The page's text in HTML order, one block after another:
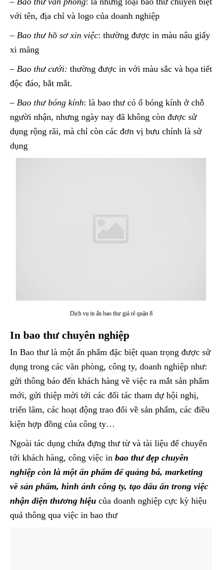
với tên, địa chỉ và logo của doanh nghiệp
– Bao thư hồ sơ xin việc: thường được in màu nâu giấy
xi măng
– Bao thư cưới: thường được in với màu sắc và họa tiết
độc đáo, bắt mắt.
–Bao thư bóng kính: là bao thư có ổ bóng kính ở chỗ
người nhận, nhưng ngày nay đã không còn được sử
dụng rộng rãi, mà chỉ còn các đơn vị bưu chính là sử
dụng
Dịch vụ in ấn bao thư giá rẻ quận 8
In bao thư chuyên nghiệp
In Bao thư là một ấn phẩm đặc biệt quan trọng được sử
dụng trong các văn phòng, công ty, doanh nghiệp như:
gửi thông báo đến khách hàng về việc ra mắt sản phẩm
mới, gửi thiệp mời tới các đối tác tham dự hội nghị,
triển lãm, các hoạt động trao đổi về sản phẩm, các điều
kiện hợp đồng của công ty…
Ngoài tác dụng chứa đựng thư từ và tài liệu để chuyển
tới khách hàng, công việc in bao thư đẹp chuyên
nghiệp còn là một ấn phẩm để quảng bá, marketing
về sản phẩm, hình ảnh công ty, tạo dấu ấn trong việc
nhận diện thương hiệu của doanh nghiệp cực kỳ hiệu
quả thông qua việc in bao thư